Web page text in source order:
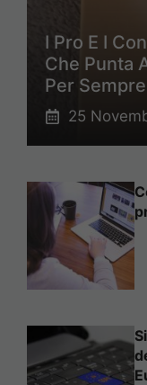
I Pro E I
Che Punta
Per Sempre
25